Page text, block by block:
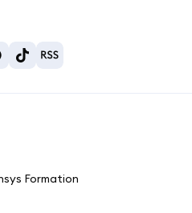
Formation